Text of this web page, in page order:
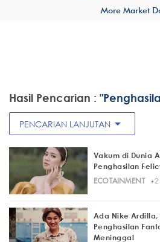
More Market
Hasil Pencarian :
PENCARIAN LANJUTAN arrow_drop_down
Vakum di Dunia
Penghasilan
ECOTAINMENT
·
Ada Nike Ardilla,
Penghasilan
Meninggal